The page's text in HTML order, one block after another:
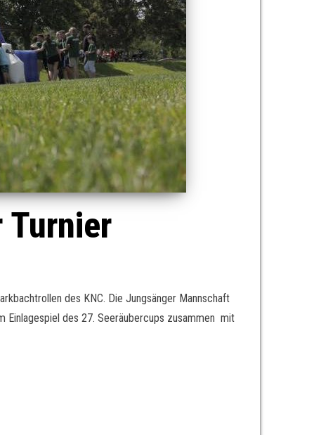
Turnier
des KNC. Die Jungsänger Mannschaft
Einlagespiel des 27. Seeräubercups zusammen mit